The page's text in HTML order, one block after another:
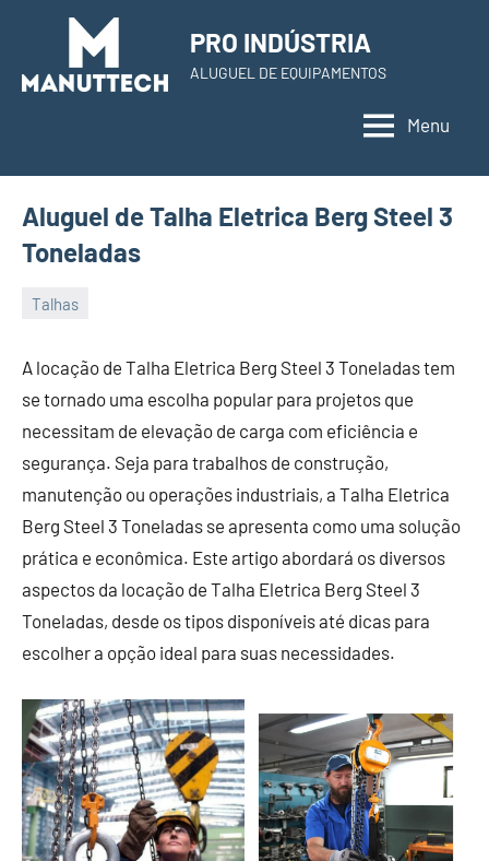
content
PRO INDÚSTRIA
ALUGUEL DE EQUIPAMENTOS
Menu
Aluguel de Talha Eletrica Berg Steel 3
Toneladas
Talhas
November
de
2023
A locação de Talha Eletrica Berg Steel 3 Toneladas tem
se tornado uma escolha popular para projetos que
necessitam de elevação de carga com eficiência e
segurança. Seja para trabalhos de construção,
manutenção ou operações industriais, a Talha Eletrica
Berg Steel 3 Toneladas se apresenta como uma solução
prática e econômica. Este artigo abordará os diversos
aspectos da locação de Talha Eletrica Berg Steel 3
Toneladas, desde os tipos disponíveis até dicas para
escolher a opção ideal para suas necessidades.